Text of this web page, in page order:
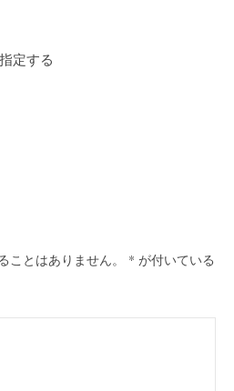
定する
ことはありません。 * が付いている